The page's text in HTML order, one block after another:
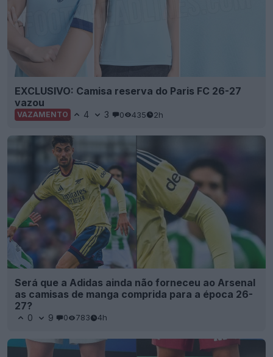
EXCLUSIVO: Camisa reserva do Paris FC 26-27
vazou
VAZAMENTO 4 3 0 435 2h
Será que a Adidas ainda não forneceu ao Arsenal
as camisas de manga comprida para a época 26-
27?
0 9 0 783 4h